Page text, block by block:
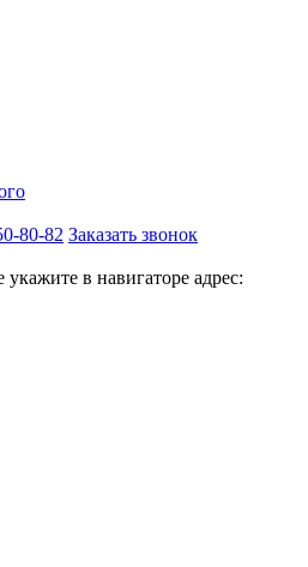
80-82 Заказать звонок
в навигаторе адрес: